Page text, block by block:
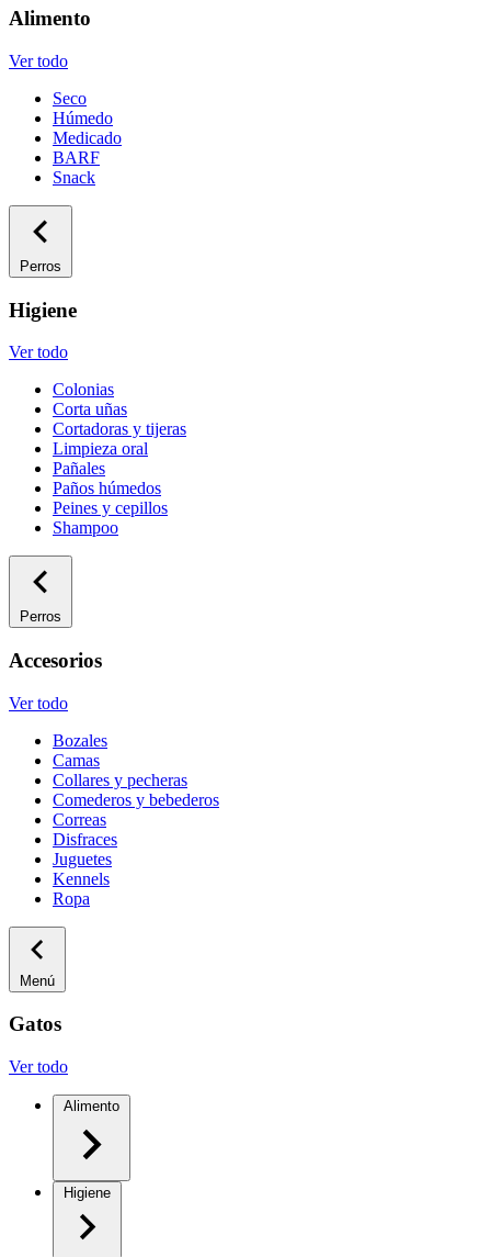
Alimento
Ver todo
Seco
Húmedo
Medicado
BARF
Snack
Perros
Higiene
Ver todo
Colonias
Corta uñas
Cortadoras y tijeras
Limpieza oral
Pañales
Paños húmedos
Peines y cepillos
Shampoo
Perros
Accesorios
Ver todo
Bozales
Camas
Collares y pecheras
Comederos y bebederos
Correas
Disfraces
Juguetes
Kennels
Ropa
Menú
Gatos
Ver todo
Alimento
Higiene